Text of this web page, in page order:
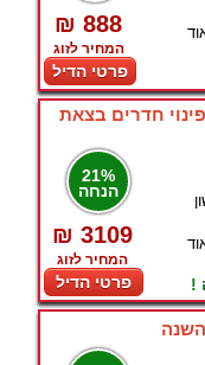
₪ 888
המחיר לזוג
פרטי הדיל
השנה פינוי חדרים בצאת
21%
הנחה
₪ 3109
המחיר לזוג
פרטי הדיל !